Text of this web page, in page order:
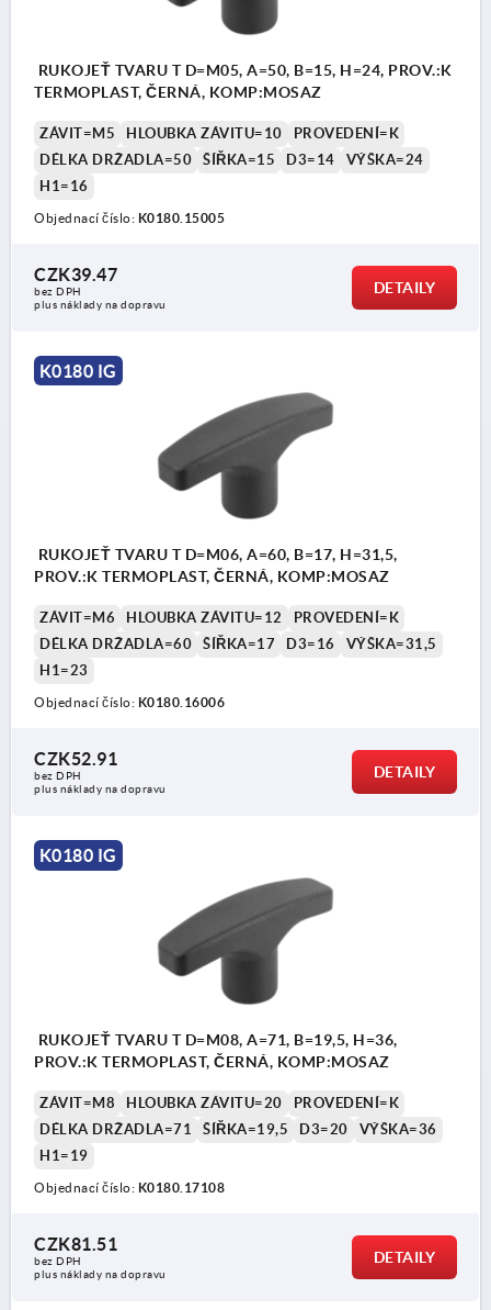
RUKOJEŤ TVARU T D=M05, A=50, B=15, H=24, PROV.:K
TERMOPLAST, ČERNÁ, KOMP:MOSAZ
ZÁVIT=M5 HLOUBKA ZÁVITU=10
PROVEDENÍ=K
DÉLKA DRŽADLA=50
ŠÍŘKA=15 D3=14
VÝŠKA=24
H1=16
Objednací číslo: K0180.15005
CZK39.47
bez DPH
plus náklady na dopravu
DETAILY
K0180 IG
RUKOJEŤ TVARU T D=M06, A=60, B=17, H=31,5,
PROV.:K TERMOPLAST, ČERNÁ, KOMP:MOSAZ
ZÁVIT=M6 HLOUBKA ZÁVITU=12
PROVEDENÍ=K
DÉLKA DRŽADLA=60
ŠÍŘKA=17 D3=16
VÝŠKA=31,5
H1=23
Objednací číslo: K0180.16006
CZK52.91
bez DPH
plus náklady na dopravu
DETAILY
K0180 IG
RUKOJEŤ TVARU T D=M08, A=71, B=19,5, H=36,
PROV.:K TERMOPLAST, ČERNÁ, KOMP:MOSAZ
ZÁVIT=M8 HLOUBKA ZÁVITU=20
PROVEDENÍ=K
DÉLKA DRŽADLA=71
ŠÍŘKA=19,5 D3=20
VÝŠKA=36
H1=19
Objednací číslo: K0180.17108
CZK81.51
bez DPH
plus náklady na dopravu
DETAILY